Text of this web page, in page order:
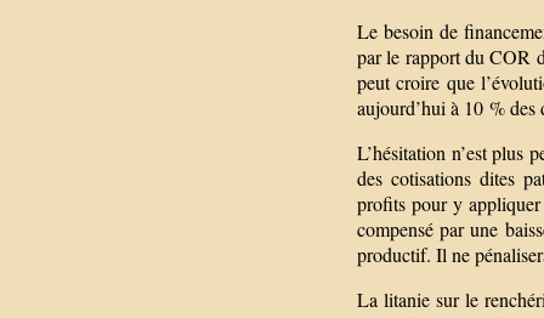
Le besoin de
par le rapport du COR
peut croire que
aujourd’hui à 10 % des
L’hésitation n’est plus
des cotisations dites
profits pour y appliquer
compensé par une
productif. Il ne
La litanie sur le